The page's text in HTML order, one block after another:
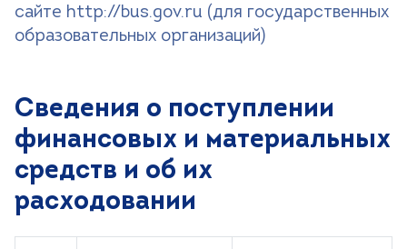
сайте http://bus.gov.ru (для государственных
образовательных организаций)
Сведения о поступлении
финансовых и материальных
средств и об их
расходовании